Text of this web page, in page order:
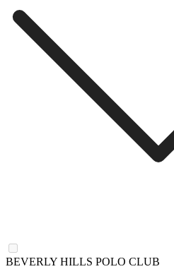
BEVERLY HILLS POLO CLUB